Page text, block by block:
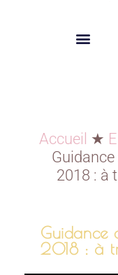
Accueil ★
2018 : à
Guidance
2018 : à